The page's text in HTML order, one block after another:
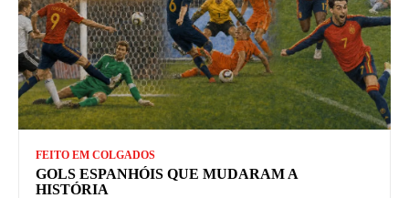
FEITO EM COLGADOS
GOLS ESPANHÓIS QUE MUDARAM A
HISTÓRIA